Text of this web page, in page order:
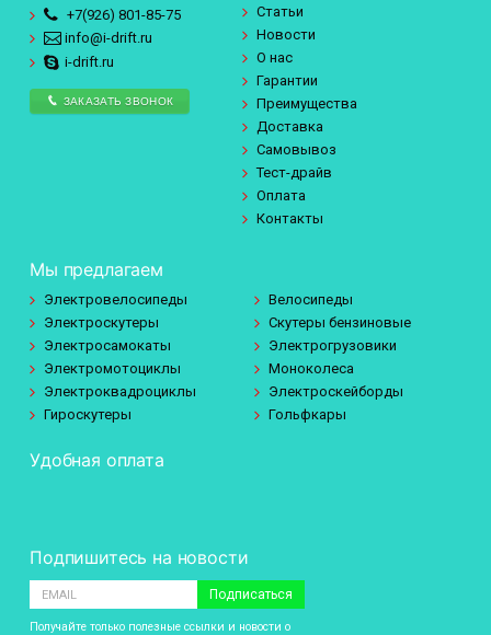
+7(926) 801-85-75
info@i-drift.ru
i-drift.ru
ЗАКАЗАТЬ ЗВОНОК
Статьи
Новости
О нас
Гарантии
Преимущества
Доставка
Самовывоз
Тест-драйв
Оплата
Контакты
Мы предлагаем
Электровелосипеды
Велосипеды
Электроскутеры
Скутеры бензиновые
Электросамокаты
Электрогрузовики
Электромотоциклы
Моноколеса
Электроквадроциклы
Электроскейборды
Гироскутеры
Гольфкары
Удобная оплата
Подпишитесь на новости
Подписаться
Получайте только полезные ссылки и новости о